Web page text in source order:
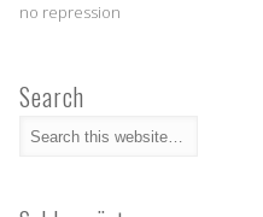
no repression
Search